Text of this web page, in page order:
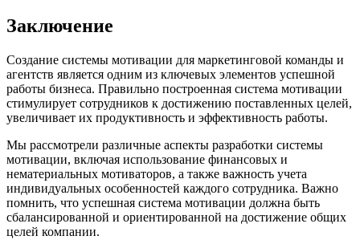
Заключение
Создание системы мотивации для маркетинговой команды и
агентств является одним из ключевых элементов успешной
работы бизнеса. Правильно построенная система мотивации
стимулирует сотрудников к достижению поставленных целей,
увеличивает их продуктивность и эффективность работы.
Мы рассмотрели различные аспекты разработки системы
мотивации, включая использование финансовых и
нематериальных мотиваторов, а также важность учета
индивидуальных особенностей каждого сотрудника. Важно
помнить, что успешная система мотивации должна быть
сбалансированной и ориентированной на достижение общих
целей компании.